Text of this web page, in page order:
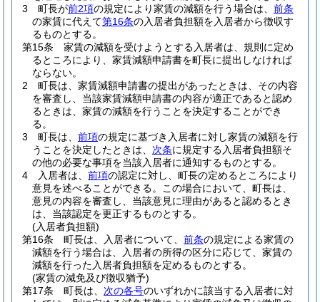
3
町長が前2項の規定により家賃の減額を行う場合は、 前条
の家賃に代えて第16条の入居者負担額を入居者から徴収す
るものとする。
第15条
家賃の減額を受けようとする入居者は、規則に定め
るところにより、家賃減額申請書を町長に提出しなければ
ならない。
2
町長は、家賃減額申請書の提出があったときは、その内容
を審査し、当該家賃減額申請書の内容が適正であると認め
るときは、家賃の減額を行うことを決定することができ
る。
3
町長は、 前項の規定に基づき入居者に対し家賃の減額を行
うことを決定したときは、 次条に規定する入居者負担額そ
の他の必要な事項を当該入居者に通知するものとする。
4
入居者は、 前項の認定に対し、町長の定めるところにより
意見を述べることができる。
この場合において、町長は、
意見の内容を審査し、当該意見に理由があると認めるとき
は、当該認定を更正するものとする。
(入居者負担額)
第16条
町長は、入居者について、 前条の規定による家賃の
減額を行う場合は、入居者の所得の区分に応じて、家賃の
減額を行った入居者負担額を定めるものとする。
(家賃の減免及び徴収猶予)
第17条
町長は、 次の各号のいずれかに該当する入居者に対